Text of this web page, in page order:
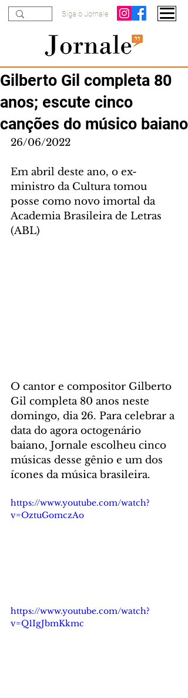
Siga o Jornale
Gilberto Gil completa 80
anos; escute cinco
canções do músico baiano
26/06/2022
Em abril deste ano, o ex-
ministro da Cultura tomou
posse como novo imortal da
Academia Brasileira de Letras
(ABL)
O cantor e compositor Gilberto
Gil completa 80 anos neste
domingo, dia 26. Para celebrar a
data do agora octogenário
baiano, Jornale escolheu cinco
músicas desse gênio e um dos
ícones da música brasileira.
https://www.youtube.com/watch?
v=OztuGomczAo
https://www.youtube.com/watch?
v=Q1IgJbmKkmc